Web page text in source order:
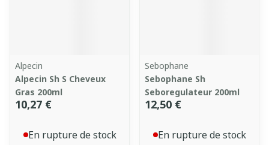
Alpecin
Alpecin Sh S Cheveux
Gras 200ml
10,27 €
En rupture de stock
Sebophane
Sebophane Sh
Seboregulateur 200ml
12,50 €
En rupture de stock